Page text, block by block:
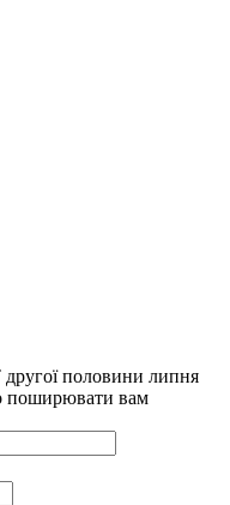
другої половини липня
поширювати вам